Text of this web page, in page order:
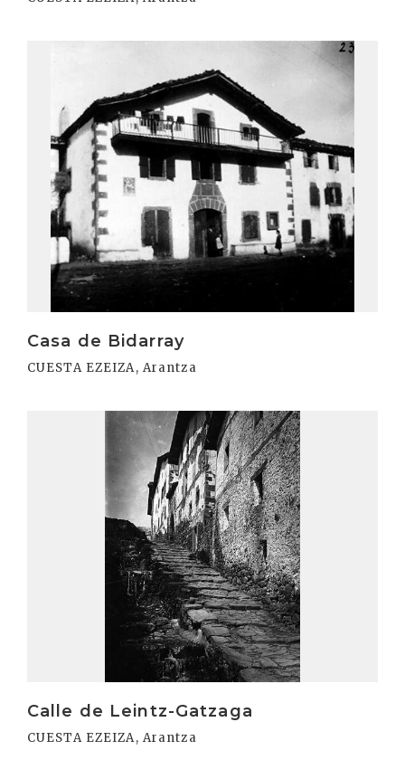
Casa de Bidarray
CUESTA EZEIZA, Arantza
Calle de Leintz-Gatzaga
CUESTA EZEIZA, Arantza